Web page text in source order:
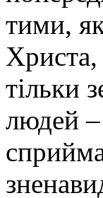
тими,
Христа,
тільки
людей –